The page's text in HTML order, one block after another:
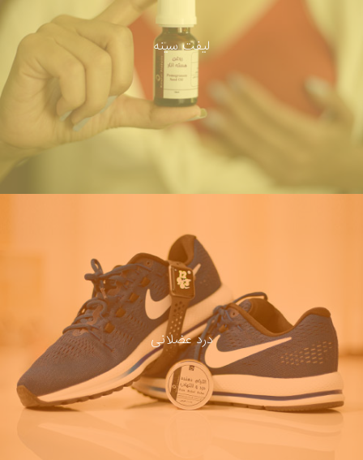
لیفت سینه
درد عضلانی